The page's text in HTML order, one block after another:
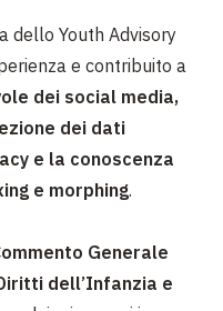
dello Youth Advisory
e contribuito a
dei social media,
dei dati
e la conoscenza
e morphing.
Generale
dell’Infanzia e